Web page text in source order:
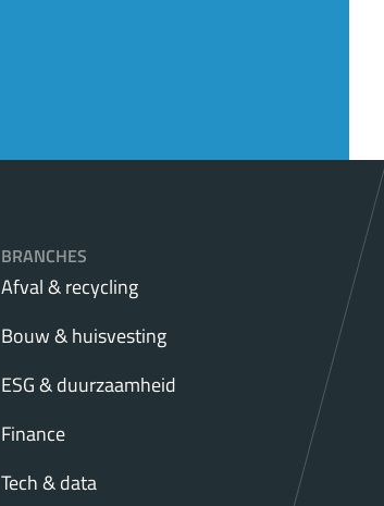
BRANCHES
Afval & recycling
Bouw & huisvesting
ESG & duurzaamheid
Finance
Tech & data